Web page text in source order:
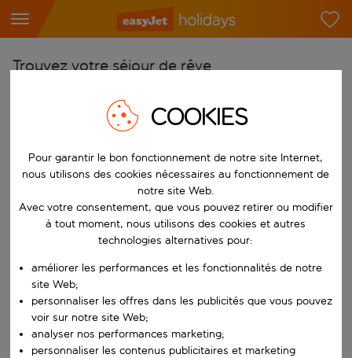
Trouvez votre séjour de rêve
Choisissez votre aéroport
Commencez à taper pour la saisie automatique. Lorsque les
Choisissez votre destination
Vers
Choisissez vos dates
Quand
Qui
Rechercher
COOKIES
Pour garantir le bon fonctionnement de notre site Internet,
nous utilisons des cookies nécessaires au fonctionnement de
notre site Web.
Avec votre consentement, que vous pouvez retirer ou modifier
à tout moment, nous utilisons des cookies et autres
technologies alternatives pour:
améliorer les performances et les fonctionnalités de notre
site Web;
personnaliser les offres dans les publicités que vous pouvez
voir sur notre site Web;
analyser nos performances marketing;
personnaliser les contenus publicitaires et marketing